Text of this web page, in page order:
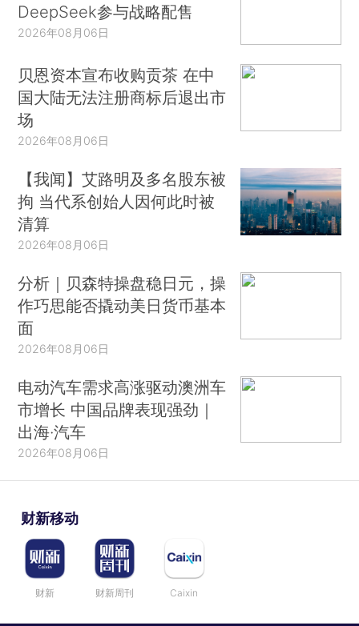
DeepSeek参与战略配售
2026年08月06日
贝恩资本宣布收购贡茶 在中
国大陆无法注册商标后退出市
场
2026年08月06日
【我闻】艾路明及多名股东被
拘 当代系创始人因何此时被
清算
2026年08月06日
分析｜贝森特操盘稳日元，操
作巧思能否撬动美日货币基本
面
2026年08月06日
电动汽车需求高涨驱动澳洲车
市增长 中国品牌表现强劲｜
出海·汽车
2026年08月06日
财新移动
财新 财新周刊 Caixin